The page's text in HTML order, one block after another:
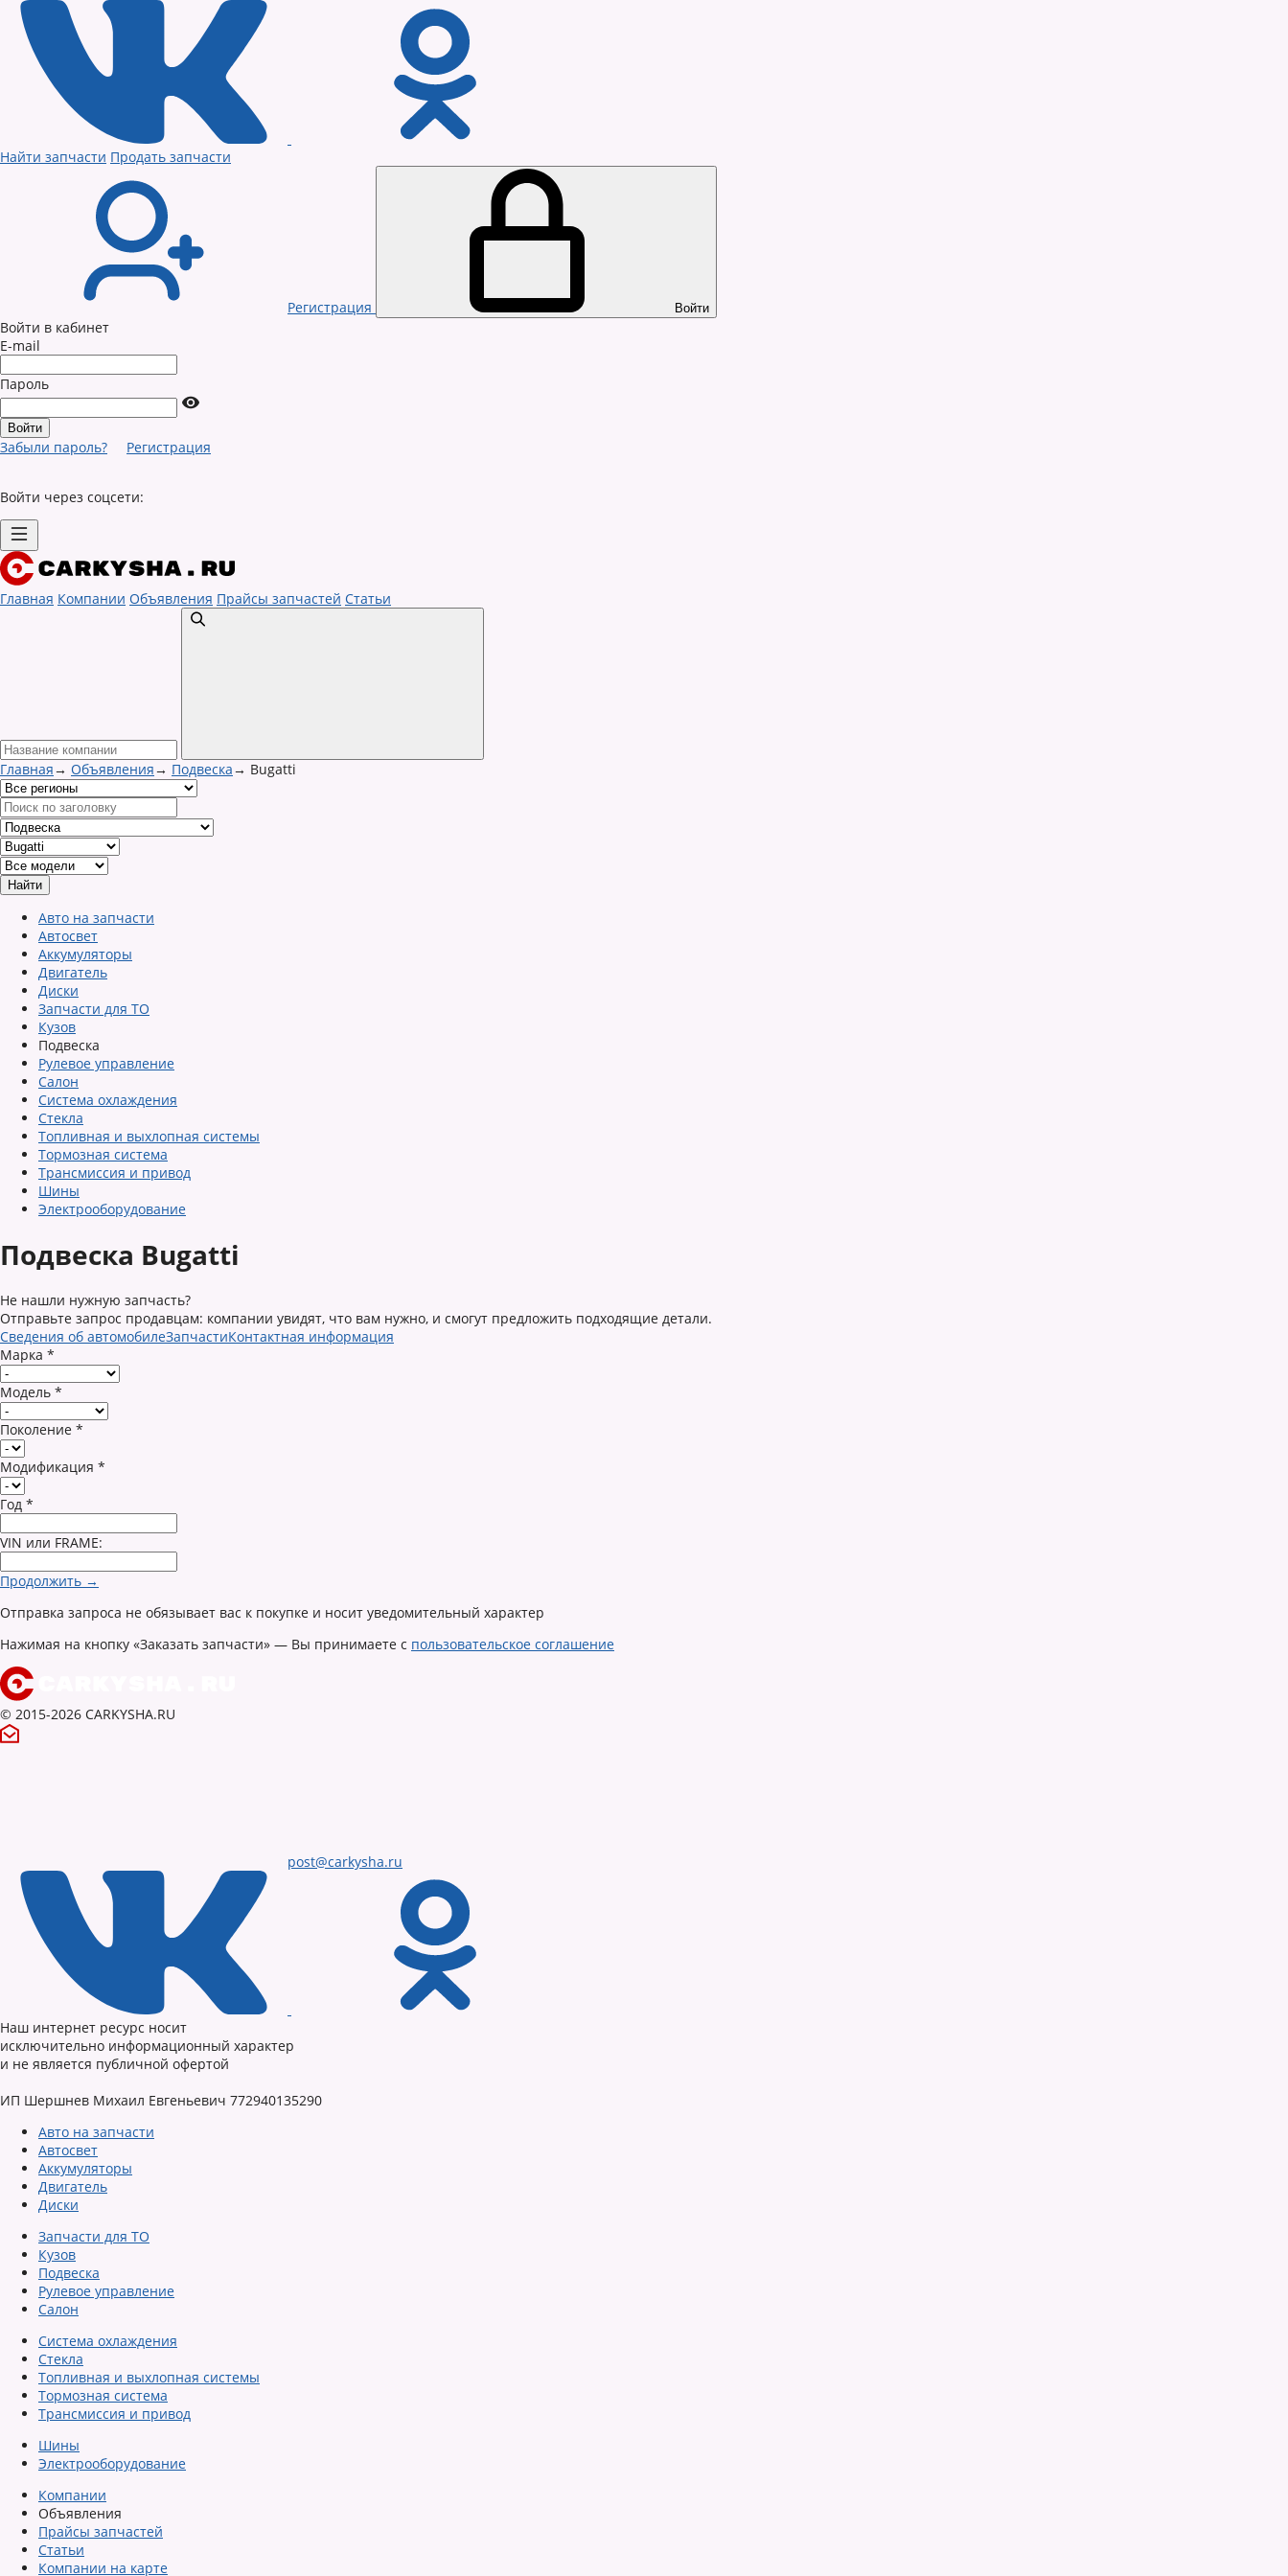
Найти запчасти Продать запчасти
Регистрация Войти
Войти в кабинет
E-mail
Пароль
Забыли пароль? Регистрация
Войти через соцсети:
Главная Компании Объявления Прайсы запчастей Статьи
Главная→ Объявления→ Подвеска→ Bugatti
Авто на запчасти
Автосвет
Аккумуляторы
Двигатель
Диски
Запчасти для ТО
Кузов
Подвеска
Рулевое управление
Салон
Система охлаждения
Стекла
Топливная и выхлопная системы
Тормозная система
Трансмиссия и привод
Шины
Электрооборудование
Подвеска Bugatti
Не нашли нужную запчасть?
Отправьте запрос продавцам: компании увидят, что вам нужно, и смогут предложить подходящие детали.
Сведения об автомобилеЗапчастиКонтактная информация
Марка *
Модель *
Поколение *
Модификация *
Год *
VIN или FRAME:
Продолжить →
Отправка запроса не обязывает вас к покупке и носит уведомительный характер
Нажимая на кнопку «Заказать запчасти» — Вы принимаете с пользовательское соглашение
© 2015-2026 CARKYSHA.RU
post@carkysha.ru
Наш интернет ресурс носит
исключительно информационный характер
и не является публичной офертой
ИП Шершнев Михаил Евгеньевич 772940135290
Авто на запчасти
Автосвет
Аккумуляторы
Двигатель
Диски
Запчасти для ТО
Кузов
Подвеска
Рулевое управление
Салон
Система охлаждения
Стекла
Топливная и выхлопная системы
Тормозная система
Трансмиссия и привод
Шины
Электрооборудование
Компании
Объявления
Прайсы запчастей
Статьи
Компании на карте